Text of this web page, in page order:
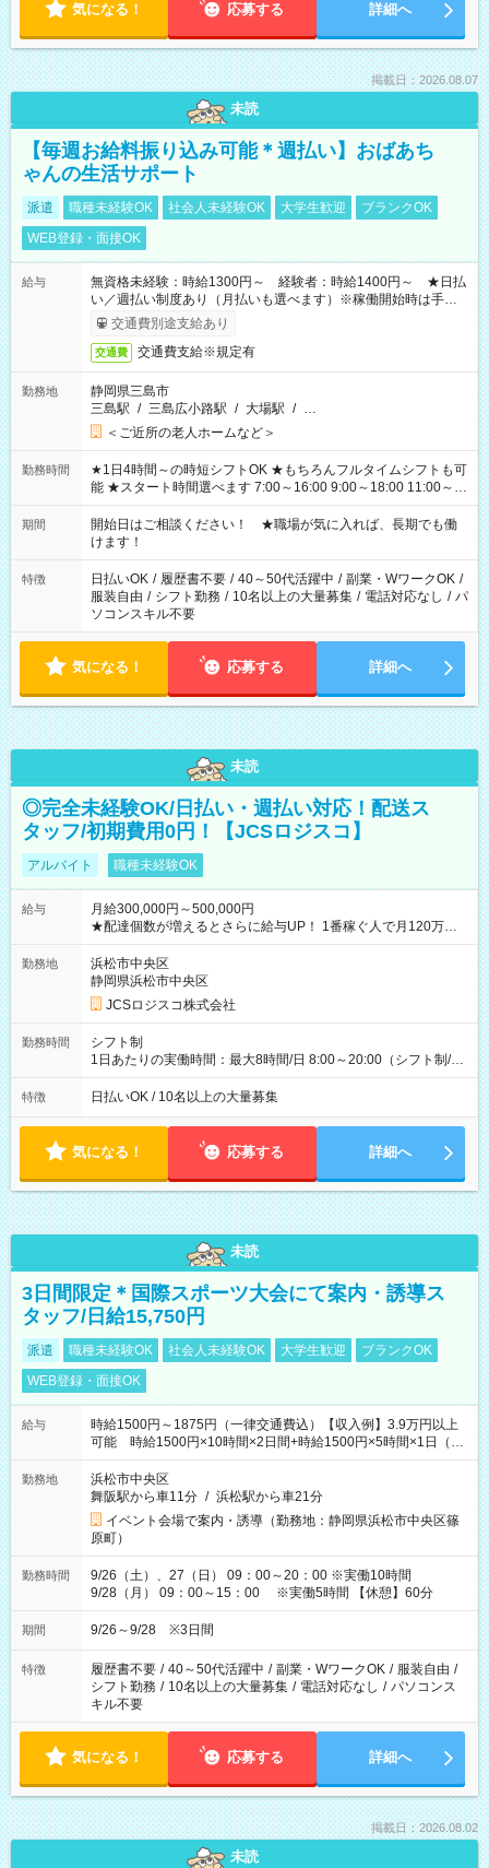
気になる！ 応募する 詳細へ
掲載日：2026.08.07
未読
【毎週お給料振り込み可能＊週払い】おばあち
ゃんの生活サポート
派遣 職種未経験OK 社会人未経験OK 大学生歓迎
ブランクOK
WEB登録・面接OK
給与
無資格未経験：時給1300円～ 経験者：時給1400円～ ★日払
い／週払い制度あり（月払いも選べます）※稼働開始時は手続き
完了次第のお支払いとなります。
交通費別途支給あり
交通費 交通費支給※規定有
勤務地
静岡県三島市
三島駅 / 三島広小路駅 / 大場駅 / …
＜ご近所の老人ホームなど＞
勤務時間
★1日4時間～の時短シフトOK ★もちろんフルタイムシフトも可
能 ★スタート時間選べます 7:00～16:00 9:00～18:00 11:00～
20:00 など 残業なし！ ※Wワークの場合、他のお仕事と合わせ
週40時間超の就業はご案内できません ※法令に基づき、週20時
間以上勤務は社会保険への加入対象となります ※労働者派遣法
（日雇い派遣の原則禁止）により、短時間・短期間の就業はご
案内が難しい場合があります
期間
開始日はご相談ください！ ★職場が気に入れば、長期でも働
けます！
特徴 日払いOK / 履歴書不要 / 40～50代活躍中 / 副業・WワークOK /
服装自由 / シフト勤務 / 10名以上の大量募集 / 電話対応なし / パ
ソコンスキル不要
気になる！ 応募する 詳細へ
未読
◎完全未経験OK/日払い・週払い対応！配送ス
タッフ/初期費用0円！【JCSロジスコ】
アルバイト 職種未経験OK
給与
月給300,000円～500,000円
★配達個数が増えるとさらに給与UP！ 1番稼ぐ人で月120万ほ
ど！ ・主要都市エリア 月収55万円／週5日稼働 月収65万~112
万円／週6日稼働 ・地方郊外エリア 月収40万円／週5日稼働 月
収40万円~50万円／週6日稼働 ＜モデルイメージ＞ ■月収50万
円 (27歳男性/江東区在住)※元建築関係 1日150個配達×25日勤務
(日休み) ■月収80万円(43歳男性/墨田区在住)※元営業 1日200個
勤務地
浜松市中央区
静岡県浜松市中央区
JCSロジスコ株式会社
勤務時間
シフト制
1日あたりの実働時間：最大8時間/日 8:00～20:00（シフト制/実
働8時間） ※週5日勤務（場所次第では週4も有り） ※配達状況
によって時間外での勤務可能性有り ※案件により多少の前後あ
特徴 日払いOK / 10名以上の大量募集
気になる！ 応募する 詳細へ
未読
3日間限定＊国際スポーツ大会にて案内・誘導ス
タッフ/日給15,750円
派遣 職種未経験OK 社会人未経験OK 大学生歓迎
ブランクOK
WEB登録・面接OK
給与
時給1500円～1875円（一律交通費込）【収入例】3.9万円以上
可能 時給1500円×10時間×2日間+時給1500円×5時間×1日（実
働8時間を越えた時給：1875円）
勤務地
浜松市中央区
舞阪駅から車11分 / 浜松駅から車21分
イベント会場で案内・誘導（勤務地：静岡県浜松市中央区篠
原町）
勤務時間
9/26（土）、27（日） 09：00～20：00 ※実働10時間
9/28（月） 09：00～15：00 ※実働5時間 【休憩】60分
期間 9/26～9/28 ※3日間
特徴 履歴書不要 / 40～50代活躍中 / 副業・WワークOK / 服装自由 /
シフト勤務 / 10名以上の大量募集 / 電話対応なし / パソコンス
キル不要
気になる！ 応募する 詳細へ
掲載日：2026.08.02
未読